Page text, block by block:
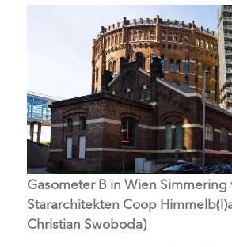
Gasometer B in Wien Simmering
Stararchitekten Coop
Christian Swoboda)